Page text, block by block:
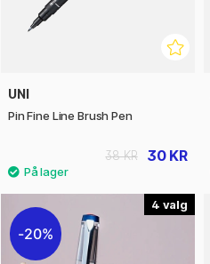
UNI
Pin Fine Line Brush Pen
30 KR
38 KR
4
20%